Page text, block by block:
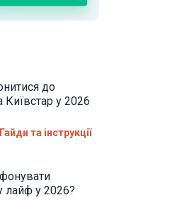
до
Київстар у 2026
Гайди та інструкції
лайф у 2026?